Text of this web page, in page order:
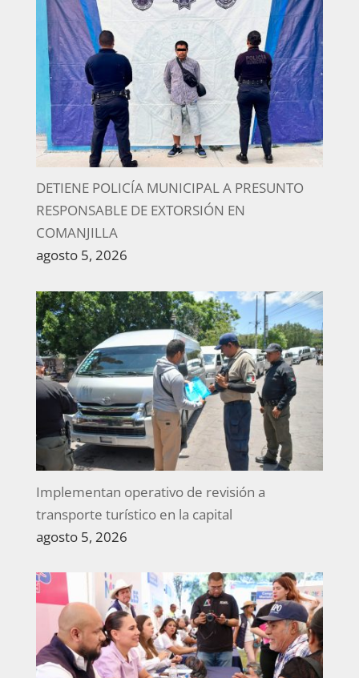
DETIENE POLICÍA MUNICIPAL A PRESUNTO
RESPONSABLE DE EXTORSIÓN EN
COMANJILLA
agosto 5, 2026
Implementan operativo de revisión a
transporte turístico en la capital
agosto 5, 2026